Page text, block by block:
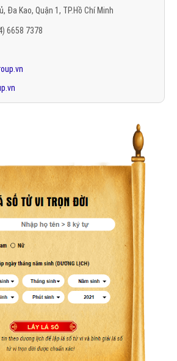
Đa Kao, Quận 1, TP.Hồ Chí Minh
6658 7378